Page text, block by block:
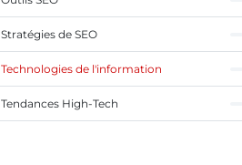
Stratégies de SEO
Technologies de l'information
Tendances High-Tech